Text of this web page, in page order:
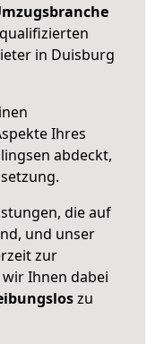
in Duisburg
Ihres
abdeckt,
die auf
und unser
zur
Ihnen dabei
zu